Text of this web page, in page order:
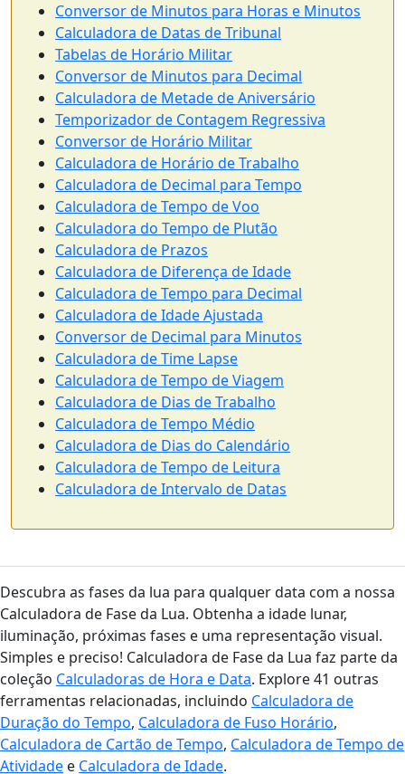
Conversor de Minutos para Horas e Minutos
Calculadora de Datas de Tribunal
Tabelas de Horário Militar
Conversor de Minutos para Decimal
Calculadora de Metade de Aniversário
Temporizador de Contagem Regressiva
Conversor de Horário Militar
Calculadora de Horário de Trabalho
Calculadora de Decimal para Tempo
Calculadora de Tempo de Voo
Calculadora do Tempo de Plutão
Calculadora de Prazos
Calculadora de Diferença de Idade
Calculadora de Tempo para Decimal
Calculadora de Idade Ajustada
Conversor de Decimal para Minutos
Calculadora de Time Lapse
Calculadora de Tempo de Viagem
Calculadora de Dias de Trabalho
Calculadora de Tempo Médio
Calculadora de Dias do Calendário
Calculadora de Tempo de Leitura
Calculadora de Intervalo de Datas
Descubra as fases da lua para qualquer data com a nossa
Calculadora de Fase da Lua. Obtenha a idade lunar,
iluminação, próximas fases e uma representação visual.
Simples e preciso! Calculadora de Fase da Lua faz parte da
coleção Calculadoras de Hora e Data. Explore 41 outras
ferramentas relacionadas, incluindo Calculadora de
Duração do Tempo, Calculadora de Fuso Horário,
Calculadora de Cartão de Tempo, Calculadora de Tempo de
Atividade e Calculadora de Idade.